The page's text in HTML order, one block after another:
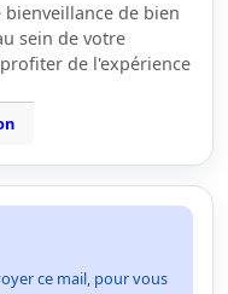
de bien
sein de votre
de l'expérience
ce mail, pour vous